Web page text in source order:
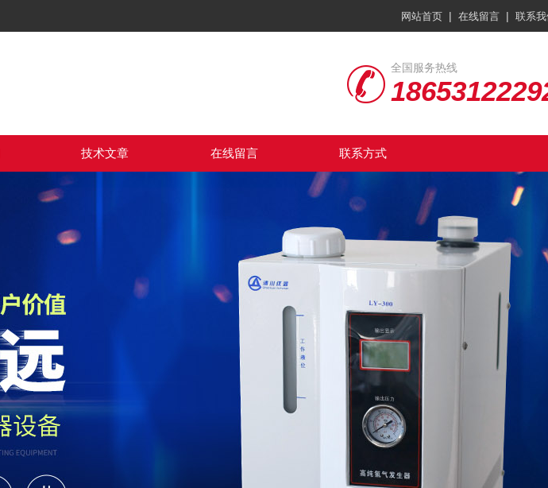
网站首页 | 在线留言 | 联系
全国服务热线
技术文章 在线留言 联系方式